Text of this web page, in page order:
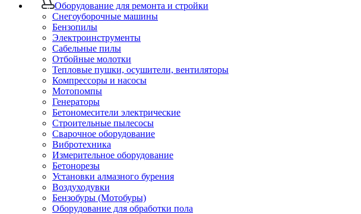
Оборудование для ремонта и стройки
Снегоуборочные машины
Бензопилы
Электроинструменты
Сабельные пилы
Отбойные молотки
Тепловые пушки, осушители, вентиляторы
Компрессоры и насосы
Мотопомпы
Генераторы
Бетономесители электрические
Строительные пылесосы
Сварочное оборудование
Вибротехника
Измерительное оборудование
Бетонорезы
Установки алмазного бурения
Воздуходувки
Бензобуры (Мотобуры)
Оборудование для обработки пола